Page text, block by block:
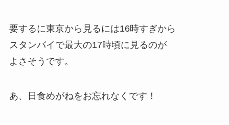
要するに東京から見るには16時すぎから
スタンバイで最大の17時頃に見るのが
よさそうです。
あ、日食めがねをお忘れなくです！